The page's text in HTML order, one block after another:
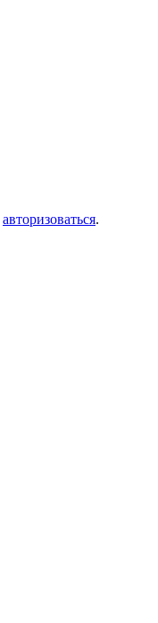
авторизоваться.